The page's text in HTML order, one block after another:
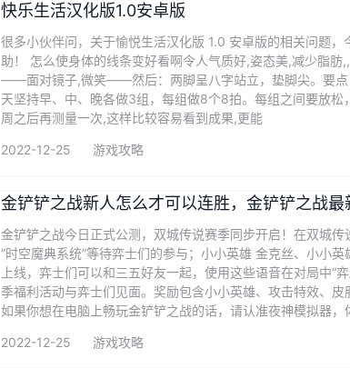
快乐生活汉化版1.0安卓版
很多小伙伴问，关于愉悦生活汉化版 1.0 安卓版的相关问题
助！ 怎么使身体的线条变好看啊令人气质好,姿态美,减少脂
——面对镜子,微笑——然后：两脚呈八字站立，垫脚尖。要点
天坚持早、中、晚各做3组，每组做8个8拍。每组之间要放
周之后再测量一次,这样比较容易看到成果,更能
2022-12-25 游戏攻略
金铲铲之战新人怎么才可以连胜，金铲铲之战
金铲铲之战今日正式公测，双城传说赛季同步开启！在双城传
“时空魔典系统”等待弈士们的参与；小小英雄 金克丝、小小
上线，弈士们可以和三五好友一起，使用这些语音在对局中
季福利活动与弈士们见面。奖励包含小小英雄、攻击特效、
如果你想在电脑上畅玩金铲铲之战的话，请认准夜神模拟器，
2022-12-25 游戏攻略